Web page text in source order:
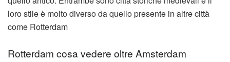
loro stile è molto diverso da quello presente in altre città
come Rotterdam
Rotterdam cosa vedere oltre Amsterdam